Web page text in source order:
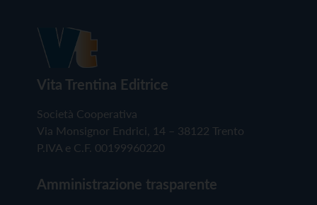
Vita Trentina Editrice
Società Cooperativa
Via Monsignor Endrici, 14 – 38122 Trento
P.IVA e C.F. 00199960220
Amministrazione trasparente